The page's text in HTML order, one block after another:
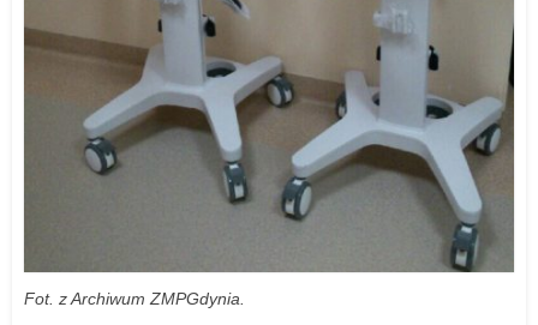
Fot. z Archiwum ZMPGdynia.